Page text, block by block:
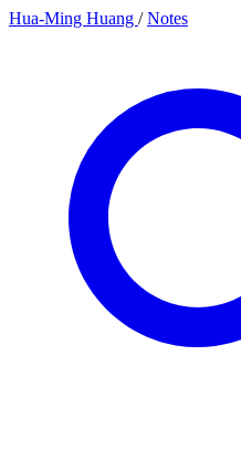
Hua-Ming Huang / Notes